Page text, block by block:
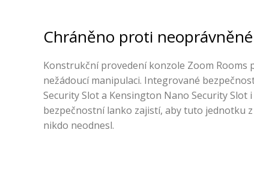
Chráněno proti
Konstrukční provedení konzole Zoom Rooms
nežádoucí manipulaci. Integrované
Security Slot a Kensington Nano Security Slot
bezpečnostní lanko zajistí, aby tuto jednotku
nikdo neodnesl.